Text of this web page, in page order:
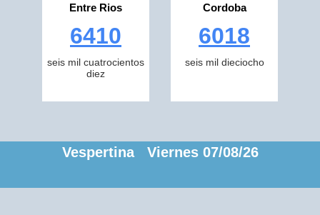
Entre Rios
6410
seis mil cuatrocientos
diez
Cordoba
6018
seis mil dieciocho
Vespertina Viernes 07/08/26